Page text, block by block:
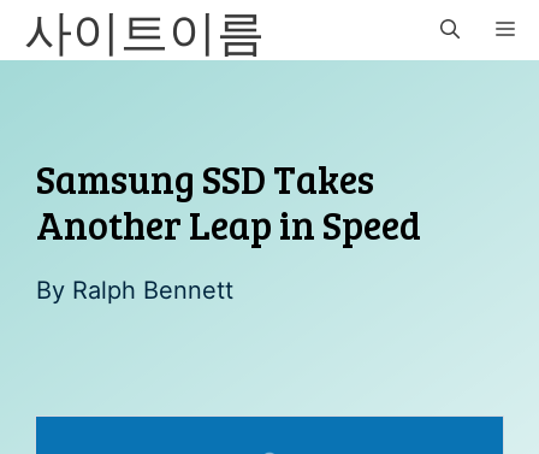
Skip사이트이름
Samsung SSD Takes
Another Leap in Speed
By Ralph Bennett